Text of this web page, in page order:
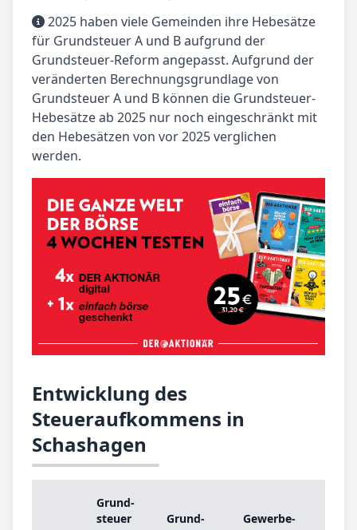
2025 haben viele Gemeinden ihre Hebesätze
für Grundsteuer A und B aufgrund der
Grundsteuer-Reform angepasst. Aufgrund der
veränderten Berechnungsgrundlage von
Grundsteuer A und B können die Grundsteuer-
Hebesätze ab 2025 nur noch eingeschränkt mit
den Hebesätzen von vor 2025 verglichen
werden.
Entwicklung des
Steueraufkommens in
Schashagen
Grund­
steu­er
Grund­
Ge­wer­be­